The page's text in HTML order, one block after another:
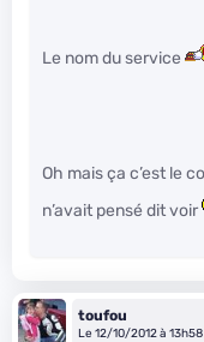
Le nom du service
Oh mais ça c’est le
n’avait pensé dit voir
toufou
Le 12/10/2012 à 13h58